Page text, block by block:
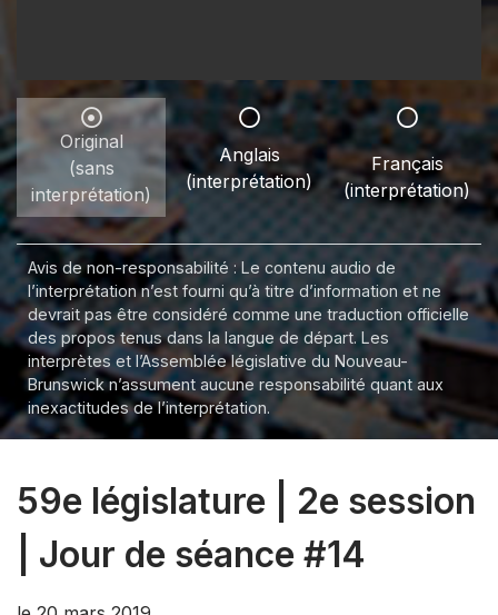
Original
(sans
interprétation)
Anglais
(interprétation)
Français
(interprétation)
Avis de non-responsabilité : Le contenu audio de
l’interprétation n’est fourni qu’à titre d’information et ne
devrait pas être considéré comme une traduction officielle
des propos tenus dans la langue de départ. Les
interprètes et l’Assemblée législative du Nouveau-
Brunswick n’assument aucune responsabilité quant aux
inexactitudes de l’interprétation.
59e législature | 2e session
| Jour de séance #14